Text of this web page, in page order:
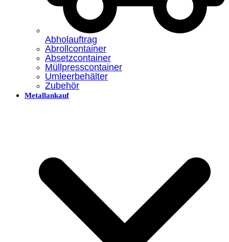
Abholauftrag
Abrollcontainer
Absetzcontainer
Müllpresscontainer
Umleerbehälter
Zubehör
Metallankauf